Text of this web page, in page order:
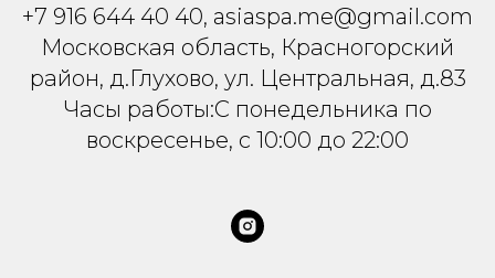
+7 916 644 40 40, asiaspa.me@gmail.com
Московская область, Красногорский
район, д.Глухово, ул. Центральная, д.83
Часы работы:С понедельника по
воскресенье, с 10:00 до 22:00